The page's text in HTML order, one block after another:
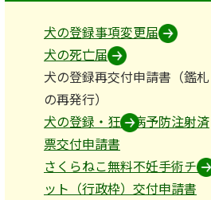
犬の登録事項変更届
犬の死亡届
犬の登録再交付申請書（鑑札
の再発行）
犬の登録・狂犬病予防注射済
票交付申請書
さくらねこ無料不妊手術チケ
ット（行政枠）交付申請書